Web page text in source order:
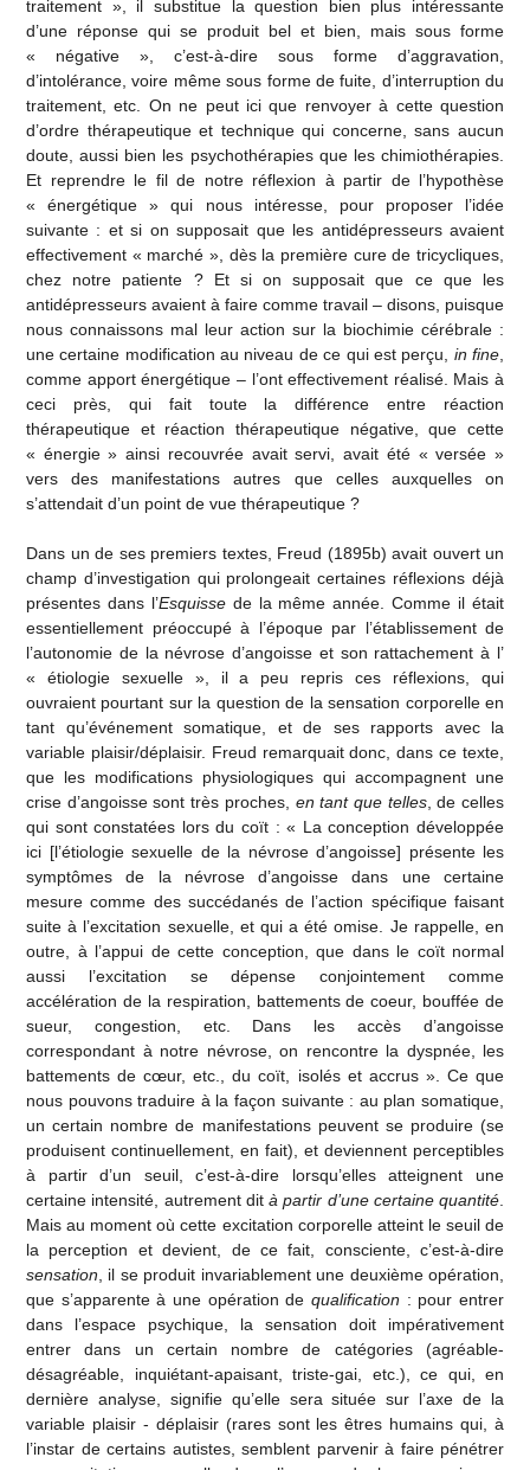
traitement », il substitue la question bien plus intéressante
d’une réponse qui se produit bel et bien, mais sous forme
« négative », c’est-à-dire sous forme d’aggravation,
d’intolérance, voire même sous forme de fuite, d’interruption du
traitement, etc. On ne peut ici que renvoyer à cette question
d’ordre thérapeutique et technique qui concerne, sans aucun
doute, aussi bien les psychothérapies que les chimiothérapies.
Et reprendre le fil de notre réflexion à partir de l’hypothèse
« énergétique » qui nous intéresse, pour proposer l’idée
suivante : et si on supposait que les antidépresseurs avaient
effectivement « marché », dès la première cure de tricycliques,
chez notre patiente ? Et si on supposait que ce que les
antidépresseurs avaient à faire comme travail – disons, puisque
nous connaissons mal leur action sur la biochimie cérébrale :
une certaine modification au niveau de ce qui est perçu, in fine,
comme apport énergétique – l’ont effectivement réalisé. Mais à
ceci près, qui fait toute la différence entre réaction
thérapeutique et réaction thérapeutique négative, que cette
« énergie » ainsi recouvrée avait servi, avait été « versée »
vers des manifestations autres que celles auxquelles on
s’attendait d’un point de vue thérapeutique ?
Dans un de ses premiers textes, Freud (1895b) avait ouvert un
champ d’investigation qui prolongeait certaines réflexions déjà
présentes dans l’Esquissede la même année. Comme il était
essentiellement préoccupé à l’époque par l’établissement de
l’autonomie de la névrose d’angoisse et son rattachement à l’
« étiologie sexuelle », il a peu repris ces réflexions, qui
ouvraient pourtant sur la question de la sensation corporelle en
tant qu’événement somatique, et de ses rapports avec la
variable plaisir/déplaisir. Freud remarquait donc, dans ce texte,
que les modifications physiologiques qui accompagnent une
crise d’angoisse sont très proches, en tant que telles, de celles
qui sont constatées lors du coït : « La conception développée
ici [l’étiologie sexuelle de la névrose d’angoisse] présente les
symptômes de la névrose d’angoisse dans une certaine
mesure comme des succédanés de l’action spécifique faisant
suite à l’excitation sexuelle, et qui a été omise. Je rappelle, en
outre, à l’appui de cette conception, que dans le coït normal
aussi l’excitation se dépense conjointement comme
accélération de la respiration, battements de coeur, bouffée de
sueur, congestion, etc. Dans les accès d’angoisse
correspondant à notre névrose, on rencontre la dyspnée, les
battements de cœur, etc., du coït, isolés et accrus ». Ce que
nous pouvons traduire à la façon suivante : au plan somatique,
un certain nombre de manifestations peuvent se produire (se
produisent continuellement, en fait), et deviennent perceptibles
à partir d’un seuil, c’est-à-dire lorsqu’elles atteignent une
certaine intensité, autrement dit à partir d’une certaine quantité.
Mais au moment où cette excitation corporelle atteint le seuil de
la perception et devient, de ce fait, consciente, c’est-à-dire
sensation, il se produit invariablement une deuxième opération,
que s’apparente à une opération de qualification : pour entrer
dans l’espace psychique, la sensation doit impérativement
entrer dans un certain nombre de catégories (agréable-
désagréable, inquiétant-apaisant, triste-gai, etc.), ce qui, en
dernière analyse, signifie qu’elle sera située sur l’axe de la
variable plaisir - déplaisir (rares sont les êtres humains qui, à
l’instar de certains autistes, semblent parvenir à faire pénétrer